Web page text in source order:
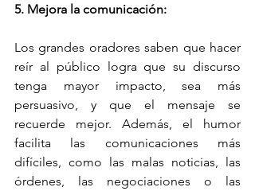
5. Mejora la comunicación:
Los grandes oradores saben que hacer
reír al público logra que su discurso
tenga mayor impacto, sea más
persuasivo, y que el mensaje se
recuerde mejor. Además, el humor
facilita las comunicaciones más
difíciles, como las malas noticias, las
órdenes, las negociaciones o las